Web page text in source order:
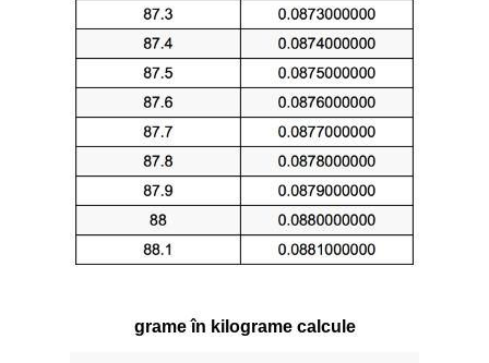
grame în kilograme calcule